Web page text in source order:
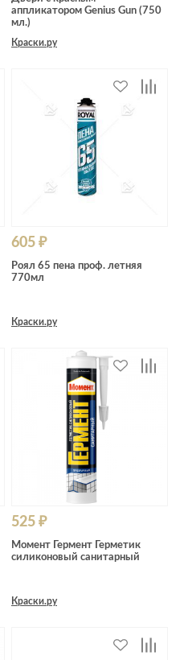
аппликатором Genius Gun (750
мл.)
Краски.ру
605 ₽
Роял 65 пена проф. летняя
770мл
Краски.ру
525 ₽
Момент Гермент Герметик
силиконовый санитарный
Краски.ру